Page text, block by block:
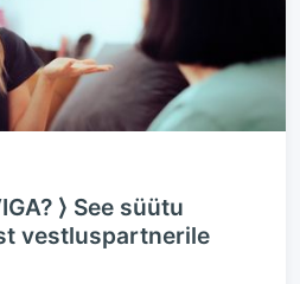
⟩ See süütu
vestluspartnerile